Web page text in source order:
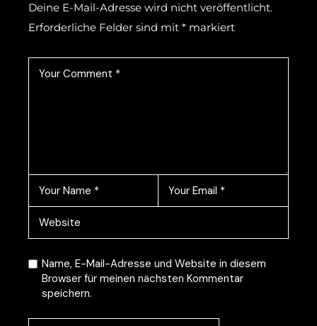
Deine E-Mail-Adresse wird nicht veröffentlicht.
Erforderliche Felder sind mit* markiert
Name, E-Mail-Adresse und Website in diesem
Browser für meinen nächsten Kommentar
speichern.